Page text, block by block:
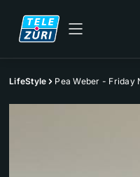
LifeStyle Pea Weber - Friday